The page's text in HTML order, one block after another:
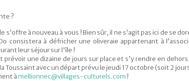
?
à nouveau à vous ! Bien sûr, il ne s’agit pas ici de se
consistera à défricher une oliveraie appartenant à
leur séjour sur l'île !
une dizaine de jours sur place et s’y rendre en
avec un départ prévu le jeudi 17 octobre (soit 2
àmellionnec@villages-culturels.com !